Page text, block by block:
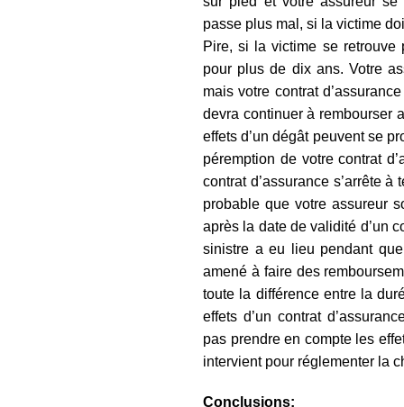
passe plus mal, si la victime
Pire, si la victime se retrouve
pour plus de dix ans. Votre
mais votre contrat
devra continuer à rembourser
effets d’un dégât peuvent se
péremption de votre contrat
contrat d’assurance s’arrête
probable que votre assureur
après la date de validité d’un
sinistre a eu lieu pendant
amené à faire des
toute la différence entre la
effets d’un contrat
pas prendre en compte les
intervient pour réglementer la
Conclusions: